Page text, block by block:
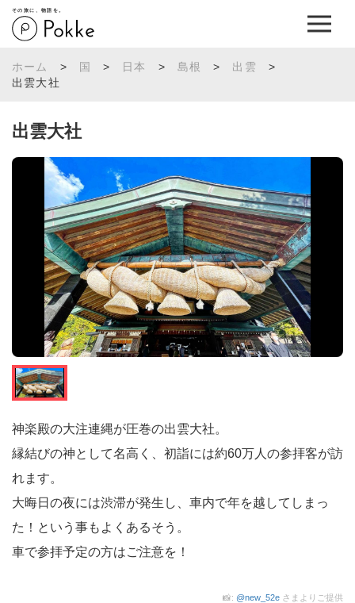
その旅に、物語を。
ホーム > 国 > 日本 > 島根 > 出雲
>
出雲大社
出雲大社
神楽殿の大注連縄が圧巻の出雲大社。
縁結びの神として名高く、初詣には約60万人の参拝客が訪
れます。
大晦日の夜には渋滞が発生し、車内で年を越してしまっ
た！という事もよくあるそう。
車で参拝予定の方はご注意を！
📸: @new_52e さまよりご提供